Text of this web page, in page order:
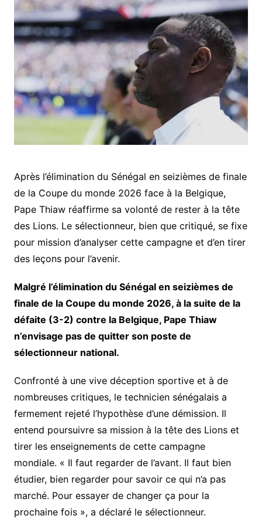
Après l’élimination du Sénégal en seizièmes de finale
de la Coupe du monde 2026 face à la Belgique,
Pape Thiaw réaffirme sa volonté de rester à la tête
des Lions. Le sélectionneur, bien que critiqué, se fixe
pour mission d’analyser cette campagne et d’en tirer
des leçons pour l’avenir.
Malgré l’élimination du Sénégal en seizièmes de
finale de la Coupe du monde 2026, à la suite de la
défaite (3-2) contre la Belgique, Pape Thiaw
n’envisage pas de quitter son poste de
sélectionneur national.
Confronté à une vive déception sportive et à de
nombreuses critiques, le technicien sénégalais a
fermement rejeté l’hypothèse d’une démission. Il
entend poursuivre sa mission à la tête des Lions et
tirer les enseignements de cette campagne
mondiale. « Il faut regarder de l’avant. Il faut bien
étudier, bien regarder pour savoir ce qui n’a pas
marché. Pour essayer de changer ça pour la
prochaine fois », a déclaré le sélectionneur.